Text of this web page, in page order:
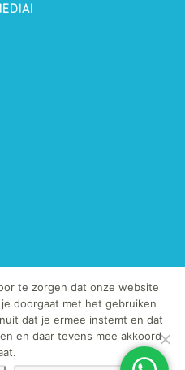
| Het kopiëren van onze foto's
te zorgen dat onze website
doorgaat met het gebruiken
dat je ermee instemt en dat
en daar tevens mee akkoord